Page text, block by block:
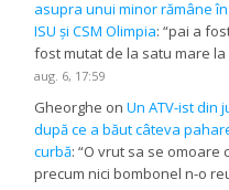
asupra unui minor rămâne
ISU și CSM Olimpia: “pai a
fost mutat de la satu mare
aug. 6, 17:59
Gheorghe onUn ATV-ist din
după ce a băut câteva
curbă: “O vrut sa se omoare
precum nici bombonel n-o